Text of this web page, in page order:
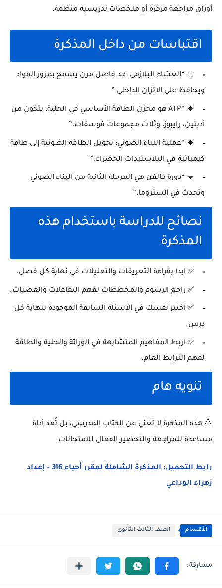
أوراق مراجعة مركزة أو ملخصات تدريسية منظمة.
اقتباسات من داخل المذكرة
🔹 “الغشاء البلازمي: حد فاصل مرن يسمح بمرور المواد
ويحافظ على الاتزان الداخلي.”
🔹 “ATP هو مخزن الطاقة الأساسي في الخلية، يتكون من
أدينين، رايبوز، وثلاث مجموعات فوسفات.”
🔹 “عملية البناء الضوئي: تحويل الطاقة الضوئية إلى طاقة
كيميائية في البلاستيدات الخضراء.”
🔹 “دورة كالفن هي المرحلة الثانية من البناء الضوئي
وتحدث في الستروما.”
نصائح للدراسة باستخدام هذه
المذكرة
✅ ابدأ بقراءة التعريفات والتعليلات في نهاية كل فصل.
✅ راجع الرسوم والمخططات لفهم التفاعلات والعضيات.
✅ اختبر نفسك في الأسئلة السابقة الموجودة بنهاية كل
درس.
✅ اربط المفاهيم المتشابهة في الوراثة والخلية والطاقة
لفهم الترابط العام.
تنويه هام
🔺 هذه المذكرة لا تغني عن الكتاب المدرسي، بل تُعد أداة
مساعدة للمراجعة والتحضير الفعال للامتحانات.
رابط التحميل: المذكرة الشاملة لمقرر أحياء 316 – إعداد
زهراء الوداعي
الأقسام الصف الثالث الثانوي